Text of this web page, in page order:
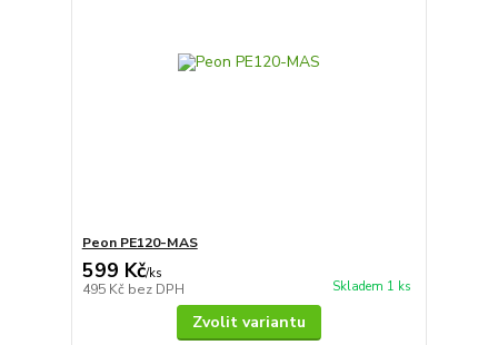
Peon PE120-MAS
599 Kč/ks
495 Kč bez DPH Skladem 1 ks
Zvolit variantu